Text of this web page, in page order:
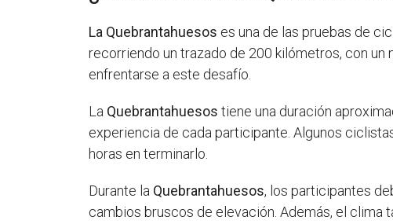
La Quebrantahuesos es una de las pruebas de
recorriendo un trazado de 200 kilómetros, con
enfrentarse a este desafío.
La Quebrantahuesos tiene una duración
experiencia de cada participante. Algunos
horas en terminarlo.
Durante la Quebrantahuesos, los participantes
cambios bruscos de elevación. Además, el clima